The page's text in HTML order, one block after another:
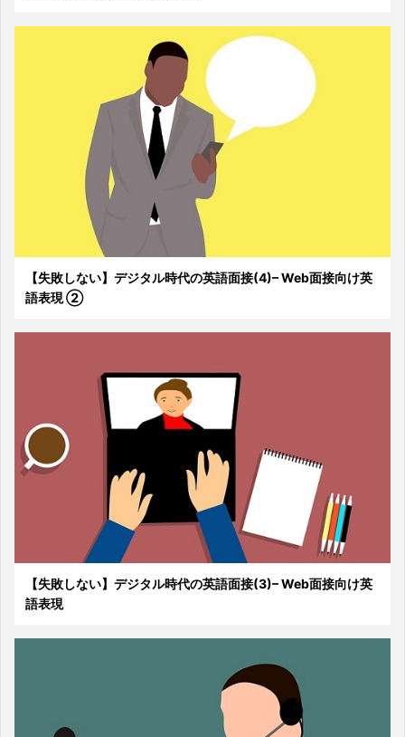
【失敗しない】デジタル時代の英語面接(4)– Web面接向け英
語表現 ②
【失敗しない】デジタル時代の英語面接(3)– Web面接向け英
語表現